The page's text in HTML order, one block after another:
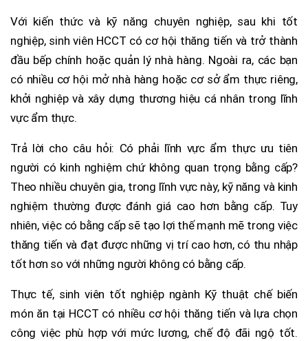
Với kiến thức và kỹ năng chuyên nghiệp, sau khi tốt
nghiệp, sinh viên HCCT có cơ hội thăng tiến và trở thành
đầu bếp chính hoặc quản lý nhà hàng. Ngoài ra, các bạn
có nhiều cơ hội mở nhà hàng hoặc cơ sở ẩm thực riêng,
khởi nghiệp và xây dựng thương hiệu cá nhân trong lĩnh
vực ẩm thực.
Trả lời cho câu hỏi: Có phải lĩnh vực ẩm thực ưu tiên
người có kinh nghiệm chứ không quan trọng bằng cấp?
Theo nhiều chuyên gia, trong lĩnh vực này, kỹ năng và kinh
nghiệm thường được đánh giá cao hơn bằng cấp. Tuy
nhiên, việc có bằng cấp sẽ tạo lợi thế mạnh mẽ trong việc
thăng tiến và đạt được những vị trí cao hơn, có thu nhập
tốt hơn so với những người không có bằng cấp.
Thực tế, sinh viên tốt nghiệp ngành Kỹ thuật chế biến
món ăn tại HCCT có nhiều cơ hội thăng tiến và lựa chọn
công việc phù hợp với mức lương, chế độ đãi ngộ tốt.